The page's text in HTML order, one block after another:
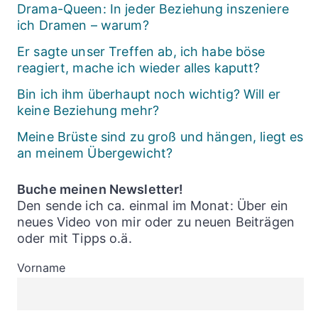
Drama-Queen: In jeder Beziehung inszeniere
ich Dramen – warum?
Er sagte unser Treffen ab, ich habe böse
reagiert, mache ich wieder alles kaputt?
Bin ich ihm überhaupt noch wichtig? Will er
keine Beziehung mehr?
Meine Brüste sind zu groß und hängen, liegt es
an meinem Übergewicht?
Buche meinen Newsletter!
Den sende ich ca. einmal im Monat: Über ein
neues Video von mir oder zu neuen Beiträgen
oder mit Tipps o.ä.
Vorname